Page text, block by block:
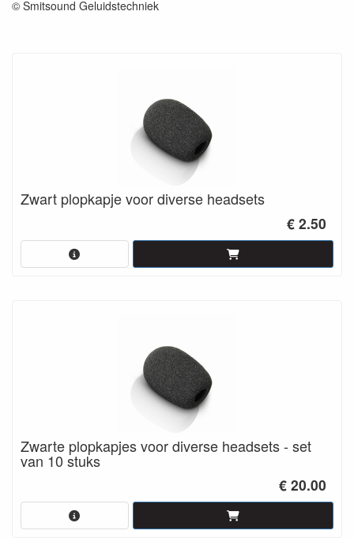
© Smitsound Geluidstechniek
Zwart plopkapje voor diverse headsets
€ 2.50
Zwarte plopkapjes voor diverse headsets - set
van 10 stuks
€ 20.00